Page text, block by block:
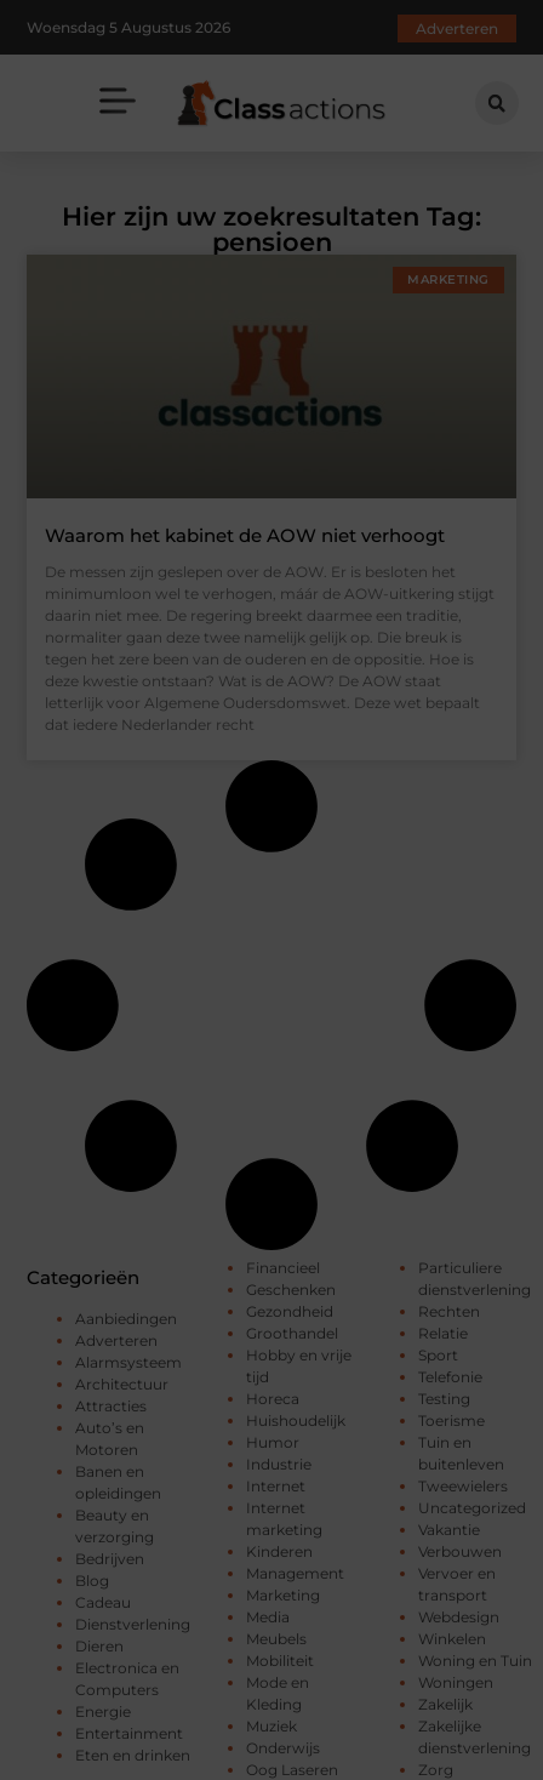
Woensdag 5 Augustus 2026 Adverteren
Hier zijn uw zoekresultaten Tag:
pensioen
MARKETING
Waarom het kabinet de AOW niet verhoogt
De messen zijn geslepen over de AOW. Er is besloten het
minimumloon wel te verhogen, máár de AOW-uitkering stijgt
daarin niet mee. De regering breekt daarmee een traditie,
normaliter gaan deze twee namelijk gelijk op. Die breuk is
tegen het zere been van de ouderen en de oppositie. Hoe is
deze kwestie ontstaan? Wat is de AOW? De AOW staat
letterlijk voor Algemene Oudersdomswet. Deze wet bepaalt
dat iedere Nederlander recht
Categorieën
Aanbiedingen
Adverteren
Alarmsysteem
Architectuur
Attracties
Auto’s en
Motoren
Banen en
opleidingen
Beauty en
verzorging
Bedrijven
Blog
Cadeau
Dienstverlening
Dieren
Electronica en
Computers
Energie
Entertainment
Eten en drinken
Financieel
Geschenken
Gezondheid
Groothandel
Hobby en vrije
tijd
Horeca
Huishoudelijk
Humor
Industrie
Internet
Internet
marketing
Kinderen
Management
Marketing
Media
Meubels
Mobiliteit
Mode en
Kleding
Muziek
Onderwijs
Oog Laseren
Particuliere
dienstverlening
Rechten
Relatie
Sport
Telefonie
Testing
Toerisme
Tuin en
buitenleven
Tweewielers
Uncategorized
Vakantie
Verbouwen
Vervoer en
transport
Webdesign
Winkelen
Woning en Tuin
Woningen
Zakelijk
Zakelijke
dienstverlening
Zorg